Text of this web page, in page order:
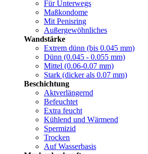
Für Unterwegs
Maßkondome
Mit Penisring
Außergewöhnliches
Wandstärke
Extrem dünn (bis 0.045 mm)
Dünn (0.045 - 0.055 mm)
Mittel (0.06-0.07 mm)
Stark (dicker als 0.07 mm)
Beschichtung
Aktverlängernd
Befeuchtet
Extra feucht
Kühlend und Wärmend
Spermizid
Trocken
Auf Wasserbasis